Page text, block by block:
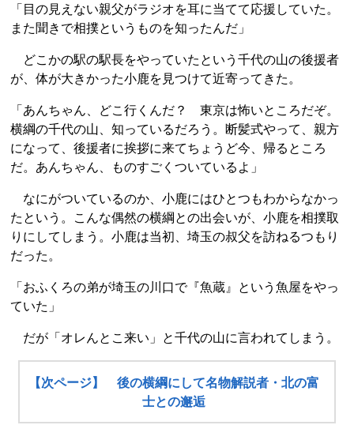
「目の見えない親父がラジオを耳に当てて応援していた。
また聞きで相撲というものを知ったんだ」
どこかの駅の駅長をやっていたという千代の山の後援者
が、体が大きかった小鹿を見つけて近寄ってきた。
「あんちゃん、どこ行くんだ？ 東京は怖いところだぞ。
横綱の千代の山、知っているだろう。断髪式やって、親方
になって、後援者に挨拶に来てちょうど今、帰るところ
だ。あんちゃん、ものすごくついているよ」
なにがついているのか、小鹿にはひとつもわからなかっ
たという。こんな偶然の横綱との出会いが、小鹿を相撲取
りにしてしまう。小鹿は当初、埼玉の叔父を訪ねるつもり
だった。
「おふくろの弟が埼玉の川口で『魚蔵』という魚屋をやっ
ていた」
だが「オレんとこ来い」と千代の山に言われてしまう。
【次ページ】 後の横綱にして名物解説者・北の富
士との邂逅